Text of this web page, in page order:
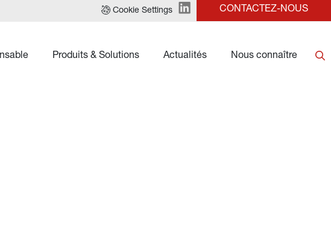
Cookie Settings CONTACTEZ-NOUS
Produits & Solutions Actualités Nous connaître